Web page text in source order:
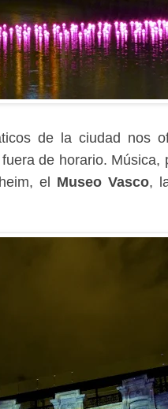
de la ciudad nos
de horario.
el Museo Vasco,